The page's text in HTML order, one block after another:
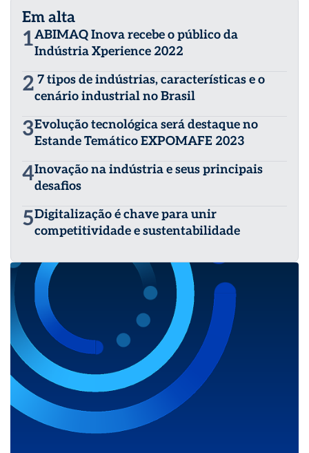
Em alta
1ABIMAQ Inova recebe o público da
Indústria Xperience 2022
2 7 tipos de indústrias, características e o
cenário industrial no Brasil
3Evolução tecnológica será destaque no
Estande Temático EXPOMAFE 2023
4Inovação na indústria e seus principais
desafios
5Digitalização é chave para unir
competitividade e sustentabilidade